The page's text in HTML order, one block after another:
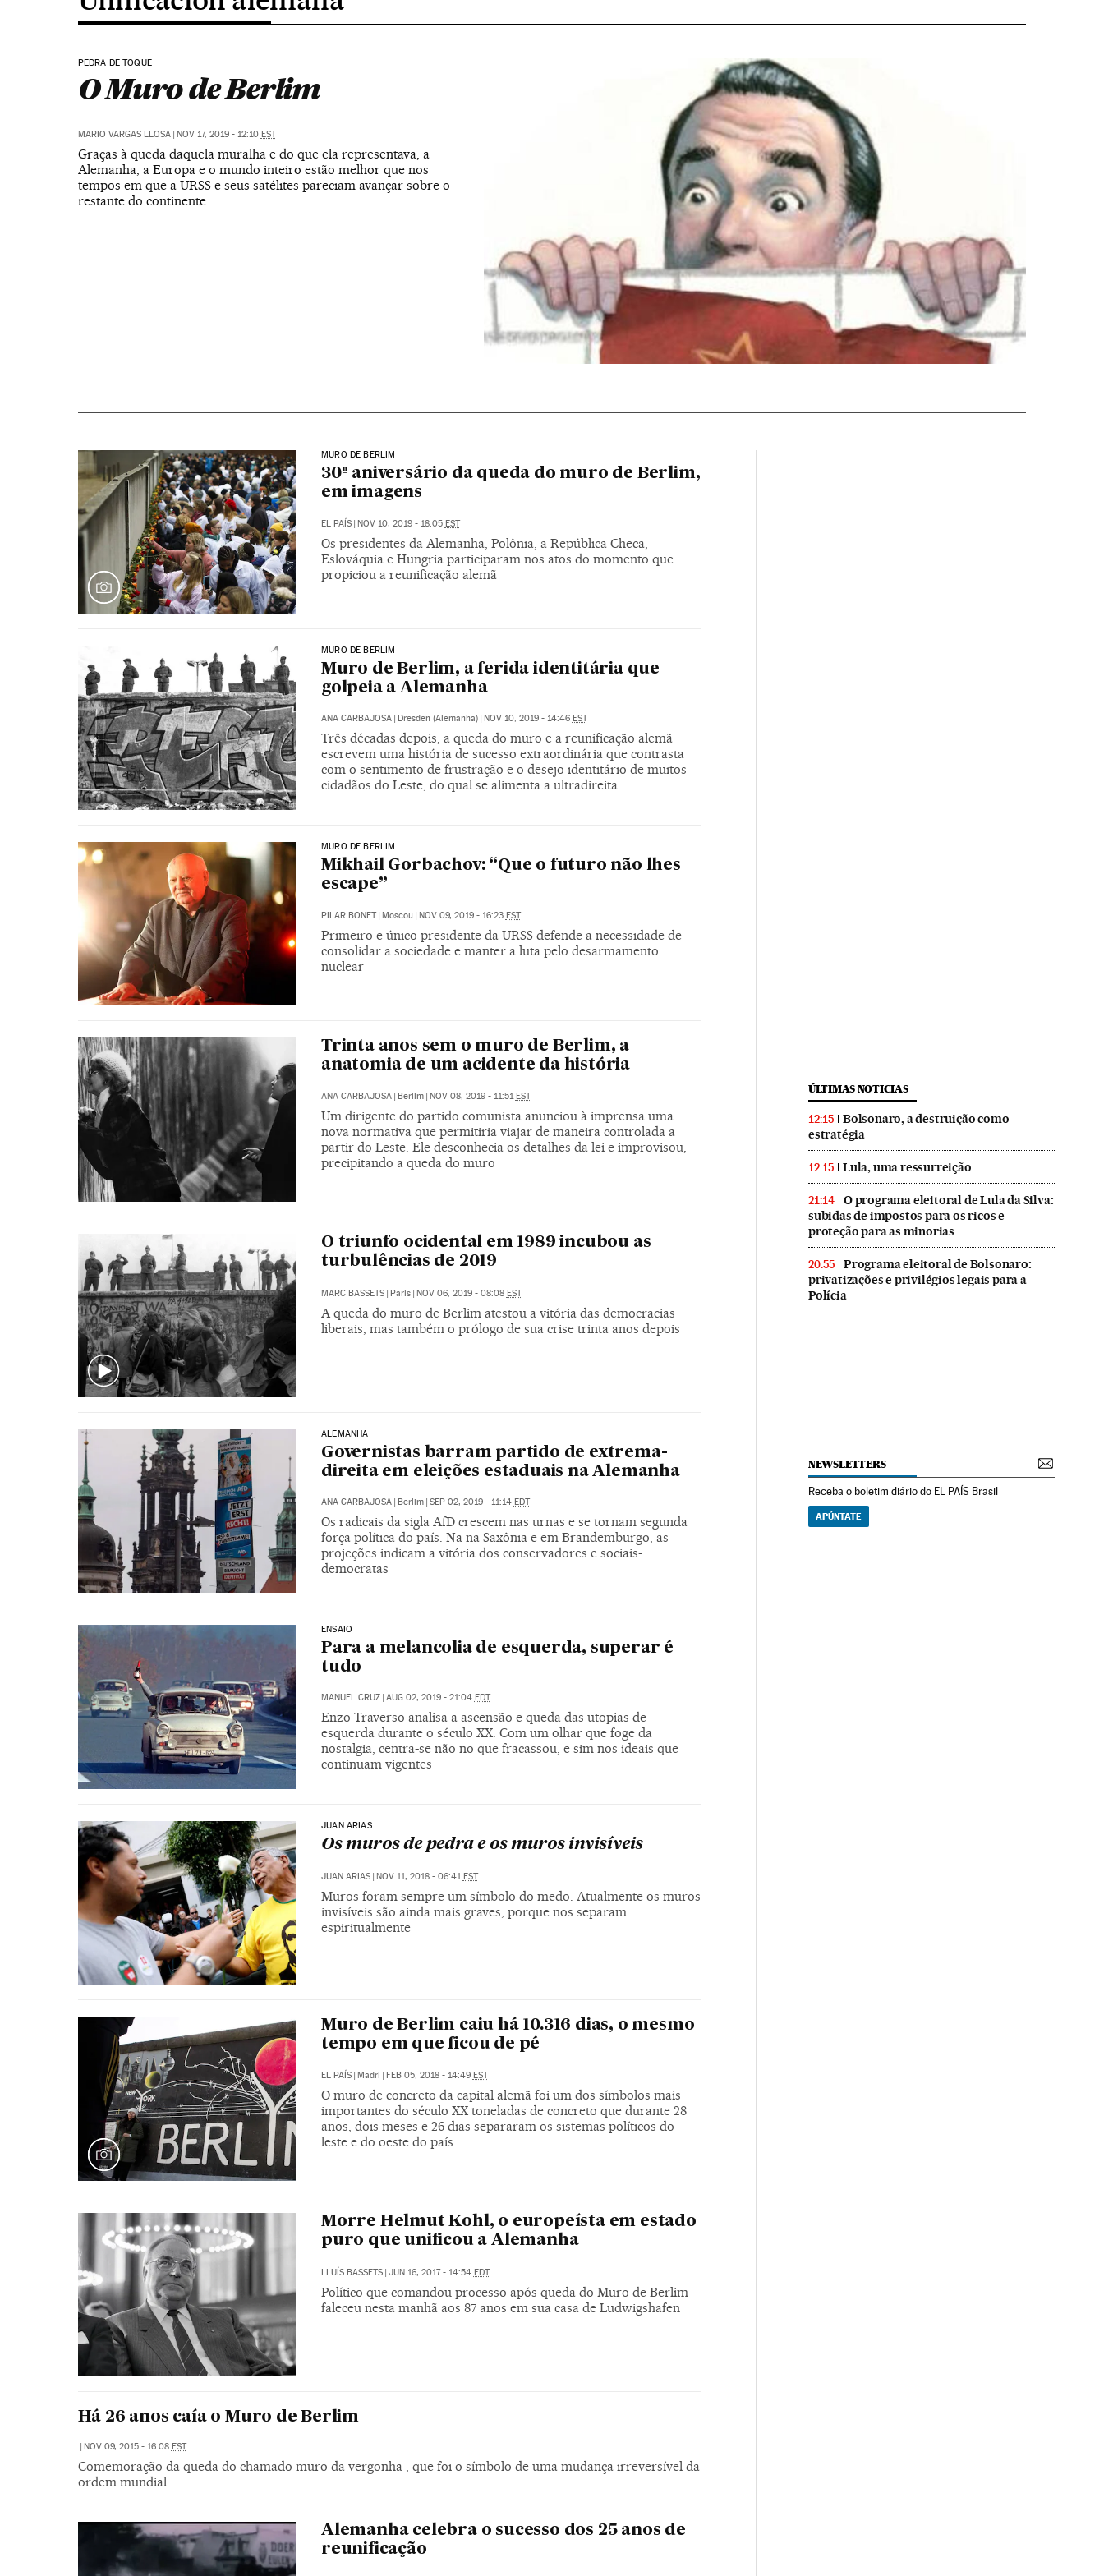
PEDRA DE TOQUE
O Muro de Berlim
MARIO VARGAS LLOSA | NOV 17, 2019 - 12:10 EST
Graças à queda daquela muralha e do que ela representava, a
Alemanha, a Europa e o mundo inteiro estão melhor que nos
tempos em que a URSS e seus satélites pareciam avançar sobre o
restante do continente
MURO DE BERLIM
30º aniversário da queda do muro de Berlim,
em imagens
EL PAÍS | NOV 10, 2019 - 18:05 EST
Os presidentes da Alemanha, Polônia, a República Checa,
Eslováquia e Hungria participaram nos atos do momento que
propiciou a reunificação alemã
MURO DE BERLIM
Muro de Berlim, a ferida identitária que
golpeia a Alemanha
ANA CARBAJOSA Dresden (Alemanha) NOV 10, 2019 - 14:46 EST
Três décadas depois, a queda do muro e a reunificação alemã
escrevem uma história de sucesso extraordinária que contrasta
com o sentimento de frustração e o desejo identitário de muitos
cidadãos do Leste, do qual se alimenta a ultradireita
MURO DE BERLIM
Mikhail Gorbachov: “Que o futuro não lhes
escape”
PILAR BONET | Moscou | NOV 09, 2019 - 16:23 EST
Primeiro e único presidente da URSS defende a necessidade de
consolidar a sociedade e manter a luta pelo desarmamento
nuclear
Trinta anos sem o muro de Berlim, a
anatomia de um acidente da história
ANA CARBAJOSA | Berlim | NOV 08, 2019 - 11:51EST
Um dirigente do partido comunista anunciou à imprensa uma
nova normativa que permitiria viajar de maneira controlada a
partir do Leste. Ele desconhecia os detalhes da lei e improvisou,
precipitando a queda do muro
O triunfo ocidental em 1989 incubou as
turbulências de 2019
MARC BASSETS Paris NOV 06, 2019 - 08:08 EST
A queda do muro de Berlim atestou a vitória das democracias
liberais, mas também o prólogo de sua crise trinta anos depois
ALEMANHA
Governistas barram partido de extrema-
direita em eleições estaduais na Alemanha
ANA CARBAJOSA | Berlim | SEP 02, 2019 - 11:14 EDT
Os radicais da sigla AfD crescem nas urnas e se tornam segunda
força política do país. Na na Saxônia e em Brandemburgo, as
projeções indicam a vitória dos conservadores e sociais-
democratas
ENSAIO
Para a melancolia de esquerda, superar é
tudo
MANUEL CRUZ AUG 02, 2019 - 21:04 EDT
Enzo Traverso analisa a ascensão e queda das utopias de
esquerda durante o século XX. Com um olhar que foge da
nostalgia, centra-se não no que fracassou, e sim nos ideais que
continuam vigentes
JUAN ARIAS
Os muros de pedra e os muros invisíveis
JUAN ARIAS | NOV 11, 2018 - 06:41EST
Muros foram sempre um símbolo do medo. Atualmente os muros
invisíveis são ainda mais graves, porque nos separam
espiritualmente
Muro de Berlim caiu há 10.316 dias, o mesmo
tempo em que ficou de pé
EL PAÍS Madri FEB 05, 2018 - 14:49 EST
O muro de concreto da capital alemã foi um dos símbolos mais
importantes do século XX toneladas de concreto que durante 28
anos, dois meses e 26 dias separaram os sistemas políticos do
leste e do oeste do país
Morre Helmut Kohl, o europeísta em estado
puro que unificou a Alemanha
LLUÍS BASSETS JUN 16, 2017 - 14:54 EDT
Político que comandou processo após queda do Muro de Berlim
faleceu nesta manhã aos 87 anos em sua casa de Ludwigshafen
Há 26 anos caía o Muro de Berlim
NOV 09, 2015 - 16:08 EST
Comemoração da queda do chamado muro da vergonha , que foi o símbolo de uma mudança irreversível da
ordem mundial
Alemanha celebra o sucesso dos 25 anos de
reunificação
ÚLTIMAS NOTICIAS
12:15
Bolsonaro, a destruição como
estratégia
12:15 Lula, uma ressurreição
21:14
O programa eleitoral de Lula da Silva:
subidas de impostos para os ricos e
proteção para as minorias
20:55
Programa eleitoral de Bolsonaro:
privatizações e privilégios legais para a
Polícia
NEWSLETTERS
Receba o boletim diário do EL PAÍS Brasil
APÚNTATE